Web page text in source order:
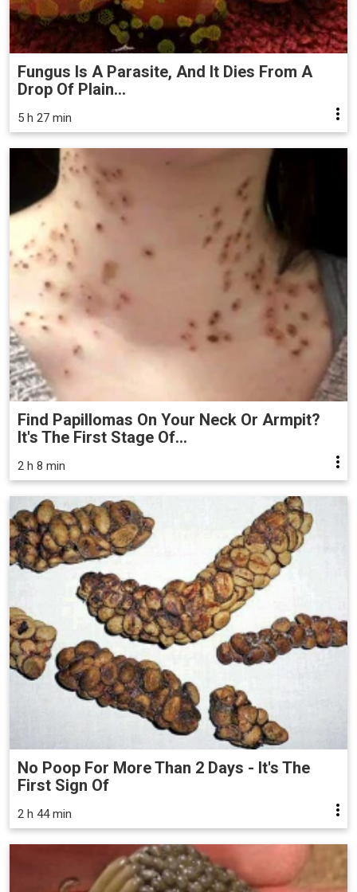
Fungus Is A Parasite, And It Dies From A
Drop Of Plain...
5 h 27 min
Find Papillomas On Your Neck Or Armpit?
It's The First Stage Of...
2 h 8 min
No Poop For More Than 2 Days - It's The
First Sign Of
2 h 44 min